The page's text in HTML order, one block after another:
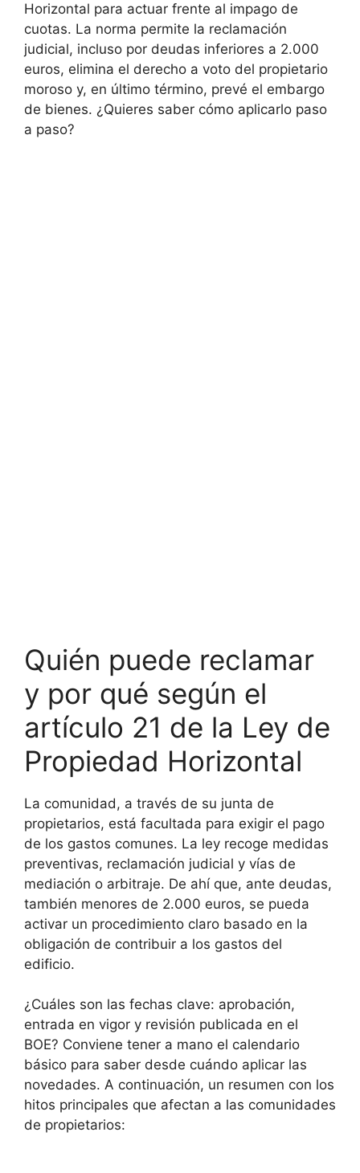
Horizontal para actuar frente al impago de
cuotas. La norma permite la reclamación
judicial, incluso por deudas inferiores a 2.000
euros, elimina el derecho a voto del propietario
moroso y, en último término, prevé el embargo
de bienes. ¿Quieres saber cómo aplicarlo paso
a paso?
Quién puede reclamar
y por qué según el
artículo 21 de la Ley de
Propiedad Horizontal
La comunidad, a través de su junta de
propietarios, está facultada para exigir el pago
de los gastos comunes. La ley recoge medidas
preventivas, reclamación judicial y vías de
mediación o arbitraje. De ahí que, ante deudas,
también menores de 2.000 euros, se pueda
activar un procedimiento claro basado en la
obligación de contribuir a los gastos del
edificio.
¿Cuáles son las fechas clave: aprobación,
entrada en vigor y revisión publicada en el
BOE? Conviene tener a mano el calendario
básico para saber desde cuándo aplicar las
novedades. A continuación, un resumen con los
hitos principales que afectan a las comunidades
de propietarios: